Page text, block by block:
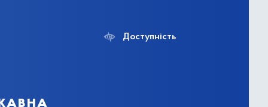
Доступність